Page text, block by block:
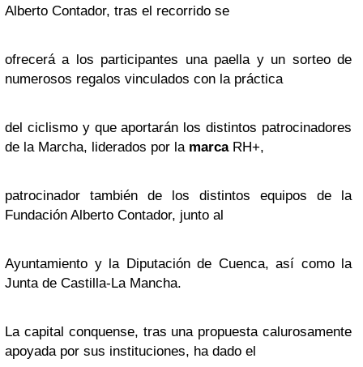
Alberto Contador, tras el recorrido se
ofrecerá a los participantes una paella y un sorteo de
numerosos regalos vinculados con la práctica
del ciclismo y que aportarán los distintos patrocinadores
de la Marcha, liderados por la marcaRH+,
patrocinador también de los distintos equipos de la
Fundación Alberto Contador, junto al
Ayuntamiento y la Diputación de Cuenca, así como la
Junta de Castilla-La Mancha.
La capital conquense, tras una propuesta calurosamente
apoyada por sus instituciones, ha dado el